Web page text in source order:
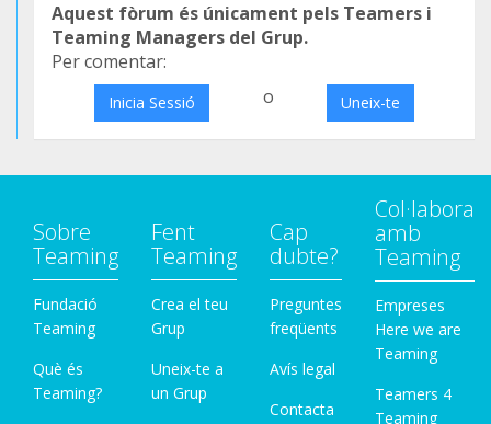
Aquest fòrum és únicament pels Teamers i
Teaming Managers del Grup.
Per comentar:
Inicia Sessió o Uneix-te
Sobre
Teaming
Fundació
Teaming
Què és
Teaming?
Fent
Teaming
Crea el teu
Grup
Uneix-te a
un Grup
Cap
dubte?
Preguntes
freqüents
Avís legal
Contacta
Col·labora
amb
Teaming
Empreses
Here we are
Teaming
Teamers 4
Teaming